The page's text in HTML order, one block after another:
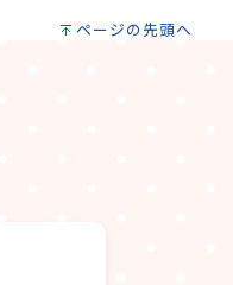
ページの先頭へ